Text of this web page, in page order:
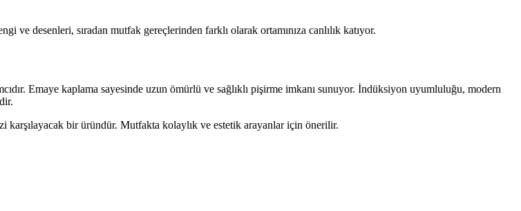
ve desenleri, sıradan mutfak gereçlerinden farklı olarak ortamınıza canlılık katıyor.
Emaye kaplama sayesinde uzun ömürlü ve sağlıklı pişirme imkanı sunuyor. İndüksiyon uyumluluğu, modern
karşılayacak bir üründür. Mutfakta kolaylık ve estetik arayanlar için önerilir.